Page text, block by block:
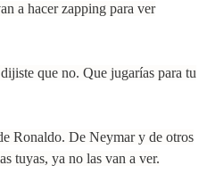
a hacer zapping para ver
que no. Que jugarías para tu
Ronaldo. De Neymar y de otros
tuyas, ya no las van a ver.